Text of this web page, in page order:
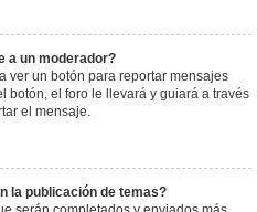
a un moderador?
ver un botón para reportar mensajes
botón, el foro le llevará y guiará a través
el mensaje.
la publicación de temas?